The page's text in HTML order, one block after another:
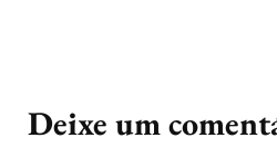
Deixe um